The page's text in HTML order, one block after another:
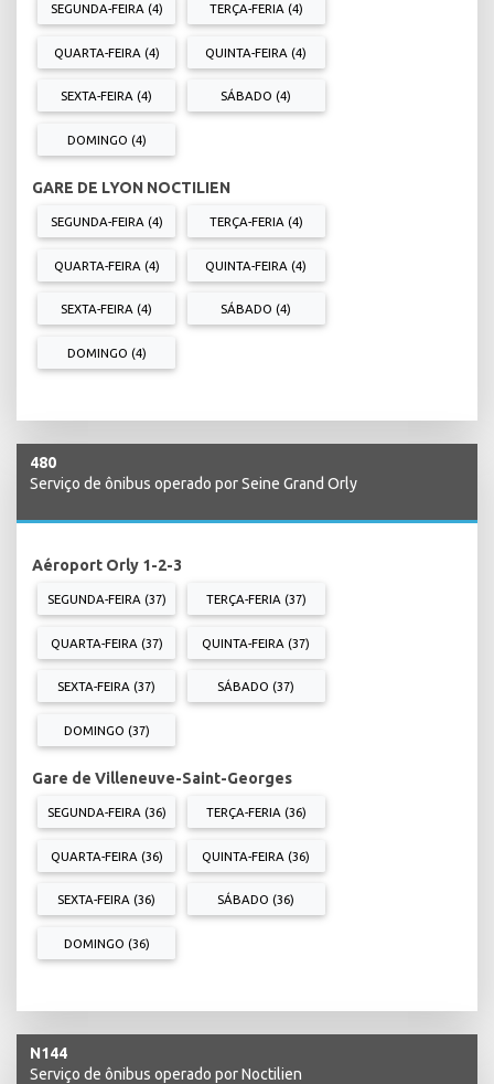
SEGUNDA-FEIRA (4) TERÇA-FERIA (4)
QUARTA-FEIRA (4) QUINTA-FEIRA (4)
SEXTA-FEIRA (4) SÁBADO (4)
DOMINGO (4)
GARE DE LYON NOCTILIEN
SEGUNDA-FEIRA (4) TERÇA-FERIA (4)
QUARTA-FEIRA (4) QUINTA-FEIRA (4)
SEXTA-FEIRA (4) SÁBADO (4)
DOMINGO (4)
480
Serviço de ônibus operado por Seine Grand Orly
Aéroport Orly 1-2-3
SEGUNDA-FEIRA (37) TERÇA-FERIA (37)
QUARTA-FEIRA (37) QUINTA-FEIRA (37)
SEXTA-FEIRA (37) SÁBADO (37)
DOMINGO (37)
Gare de Villeneuve-Saint-Georges
SEGUNDA-FEIRA (36) TERÇA-FERIA (36)
QUARTA-FEIRA (36) QUINTA-FEIRA (36)
SEXTA-FEIRA (36) SÁBADO (36)
DOMINGO (36)
N144
Serviço de ônibus operado por Noctilien